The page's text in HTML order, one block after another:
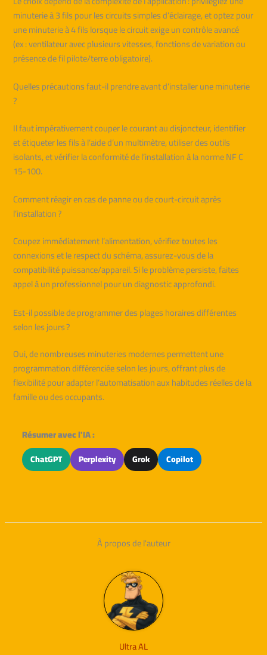
minuterie à 3 fils pour les circuits simples d’éclairage, et optez pour
une minuterie à 4 fils lorsque le circuit exige un contrôle avancé
(ex : ventilateur avec plusieurs vitesses, fonctions de variation ou
présence de fil pilote/terre obligatoire).
Quelles précautions faut-il prendre avant d’installer une minuterie
?
Il faut impérativement couper le courant au disjoncteur, identifier
et étiqueter les fils à l’aide d’un multimètre, utiliser des outils
isolants, et vérifier la conformité de l’installation à la norme NF C
15-100.
Comment réagir en cas de panne ou de court-circuit après
l’installation ?
Coupez immédiatement l’alimentation, vérifiez toutes les
connexions et le respect du schéma, assurez-vous de la
compatibilité puissance/appareil. Si le problème persiste, faites
appel à un professionnel pour un diagnostic approfondi.
Est-il possible de programmer des plages horaires différentes
selon les jours ?
Oui, de nombreuses minuteries modernes permettent une
programmation différenciée selon les jours, offrant plus de
flexibilité pour adapter l’automatisation aux habitudes réelles de la
famille ou des occupants.
Résumer avec l'IA :
ChatGPT Perplexity Grok Copilot
À propos de l'auteur
Ultra AL